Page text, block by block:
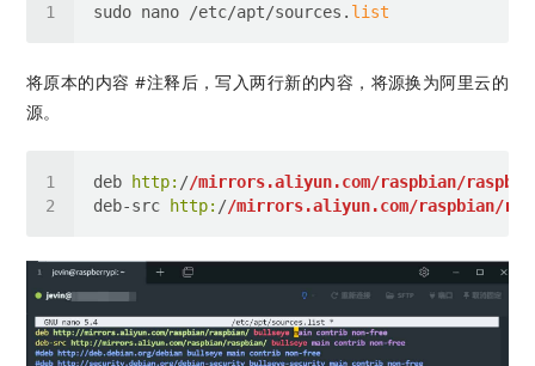
sudo nano /etc/apt/sources. list
将原本的内容 #注释后，写入两行新的内容，将源换为阿里云的
源。
deb http: //mirrors.aliyun.com/raspbian/
deb-src
http: //mirrors.aliyun.com/raspbian/